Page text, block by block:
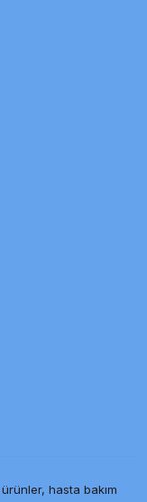
hasta bakım